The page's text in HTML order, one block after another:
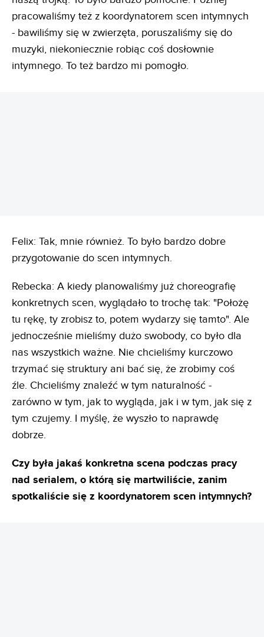
pracowaliśmy też z koordynatorem scen intymnych
- bawiliśmy się w zwierzęta, poruszaliśmy się do
muzyki, niekoniecznie robiąc coś dosłownie
intymnego. To też bardzo mi pomogło.
Felix: Tak, mnie również. To było bardzo dobre
przygotowanie do scen intymnych.
Rebecka: A kiedy planowaliśmy już choreografię
konkretnych scen, wyglądało to trochę tak: "Położę
tu rękę, ty zrobisz to, potem wydarzy się tamto". Ale
jednocześnie mieliśmy dużo swobody, co było dla
nas wszystkich ważne. Nie chcieliśmy kurczowo
trzymać się struktury ani bać się, że zrobimy coś
źle. Chcieliśmy znaleźć w tym naturalność -
zarówno w tym, jak to wygląda, jak i w tym, jak się z
tym czujemy. I myślę, że wyszło to naprawdę
dobrze.
Czy była jakaś konkretna scena podczas pracy
nad serialem, o którą się martwiliście, zanim
spotkaliście się z koordynatorem scen intymnych?